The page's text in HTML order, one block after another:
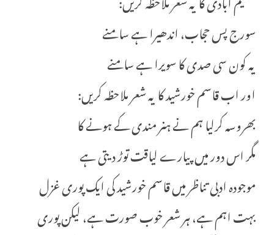
سورج پس حجاب، اندھیرا ہے سامنے
یہ کون سی صدی کا سویرا ہے سامنے
اور اب قاسم خورشید کا یہ شعر ملاحظہ کریں:
بھروسہ کرلیا ہم نے ہنر مندی کے ہونے کا
مگر اس دور میں پیارے لیاقت توڑ دیتی ہے
موجودہ ادبی تناظر میں قاسم خورشید کی ایک پوری غزل
بہت اہم ہے، ہر شعر خوب صورت ہے، لیکن پوری